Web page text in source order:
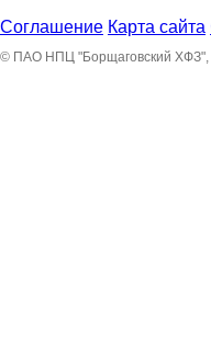
Соглашение Карта сайта
© ПАО НПЦ "Борщаговский ХФЗ",